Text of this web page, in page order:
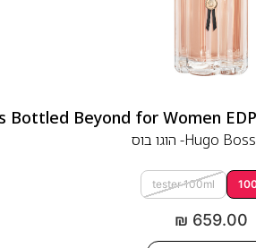
Hugo Boss- הוגו בוס
tester 100ml
₪ 659.00